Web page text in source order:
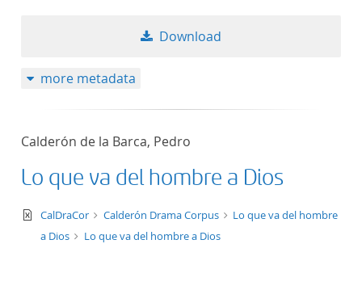
Download
more metadata
Calderón de la Barca, Pedro
Lo que va del hombre a Dios
text/xml
CalDraCor Calderón Drama Corpus
Lo que va del hombre
a Dios
Lo que va del hombre a Dios